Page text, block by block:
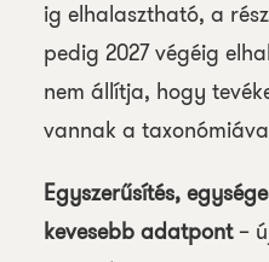
ig elhalasztható, a
pedig 2027 végéig
nem állítja, hogy
vannak a
Egyszerűsítés,
kevesebb adatpont–